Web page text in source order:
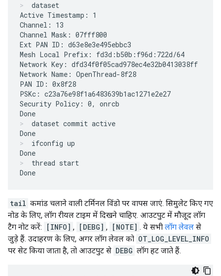
dataset
Active Timestamp: 1
Channel: 13
Channel Mask: 07fff800
Ext PAN ID: d63e8e3e495ebbc3
Mesh Local Prefix: fd3d:b50b:f96d:722d/64
Network Key: dfd34f0f05cad978ec4e32b0413038ff
Network Name: OpenThread-8f28
PAN ID: 0x8f28
PSKc: c23a76e98f1a6483639b1ac1271e2e27
Security Policy: 0, onrcb
dataset commit active
ifconfig up
thread start
tail कमांड चलाने वाली टर्मिनल विंडो पर वापस जाएं. सिमुलेट किए गए
नोड के लिए, लॉग रीयल टाइम में दिखने चाहिए. आउटपुट में मौजूद लॉग
टैग नोट करें:
[INFO] , [DEBG] , [NOTE] . ये सभी लॉग लेवल से
जुड़े हैं. उदाहरण के लिए, अगर लॉग लेवल को OT_LOG_LEVEL_INFO
पर सेट किया जाता है, तो आउटपुट से DEBG लॉग हट जाते हैं.